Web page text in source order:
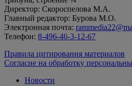
Директор: Скороспелова М.А.
Главный редактор: Бурова М.О.
Электронная почта:
Телефон: 8-496-46-3-12-67
Правила цитирования материалов
Согласие на обработку
Новости